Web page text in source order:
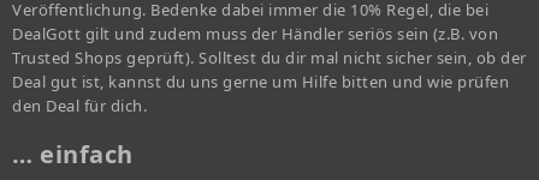
Veröffentlichung. Bedenke dabei immer die 10% Regel, die bei
DealGott gilt und zudem muss der Händler seriös sein (z.B. von
Trusted Shops geprüft). Solltest du dir mal nicht sicher sein, ob der
Deal gut ist, kannst du uns gerne um Hilfe bitten und wie prüfen
den Deal für dich.
… einfach